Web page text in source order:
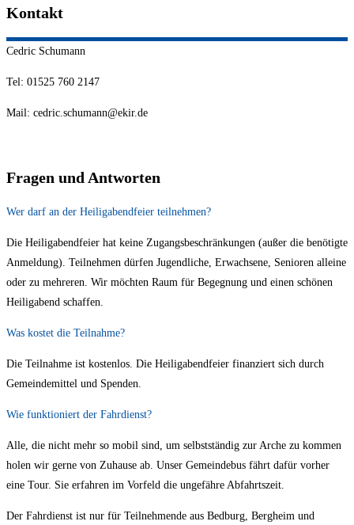
Kontakt
Cedric Schumann
Tel: 01525 760 2147
Mail: cedric.schumann@ekir.de
Fragen und Antworten
Wer darf an der Heiligabendfeier teilnehmen?
Die Heiligabendfeier hat keine Zugangsbeschränkungen (außer die benötigte
Anmeldung). Teilnehmen dürfen Jugendliche, Erwachsene, Senioren alleine
oder zu mehreren. Wir möchten Raum für Begegnung und einen schönen
Heiligabend schaffen.
Was kostet die Teilnahme?
Die Teilnahme ist kostenlos. Die Heiligabendfeier finanziert sich durch
Gemeindemittel und Spenden.
Wie funktioniert der Fahrdienst?
Alle, die nicht mehr so mobil sind, um selbstständig zur Arche zu kommen
holen wir gerne von Zuhause ab. Unser Gemeindebus fährt dafür vorher
eine Tour. Sie erfahren im Vorfeld die ungefähre Abfahrtszeit.
Der Fahrdienst ist nur für Teilnehmende aus Bedburg, Bergheim und